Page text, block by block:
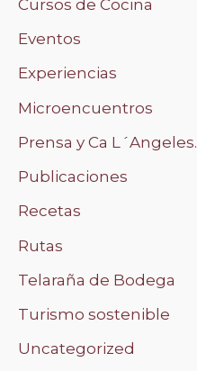
Cursos de Cocina
Eventos
Experiencias
Microencuentros
Prensa y Ca L´Angeles.
Publicaciones
Recetas
Rutas
Telaraña de Bodega
Turismo sostenible
Uncategorized